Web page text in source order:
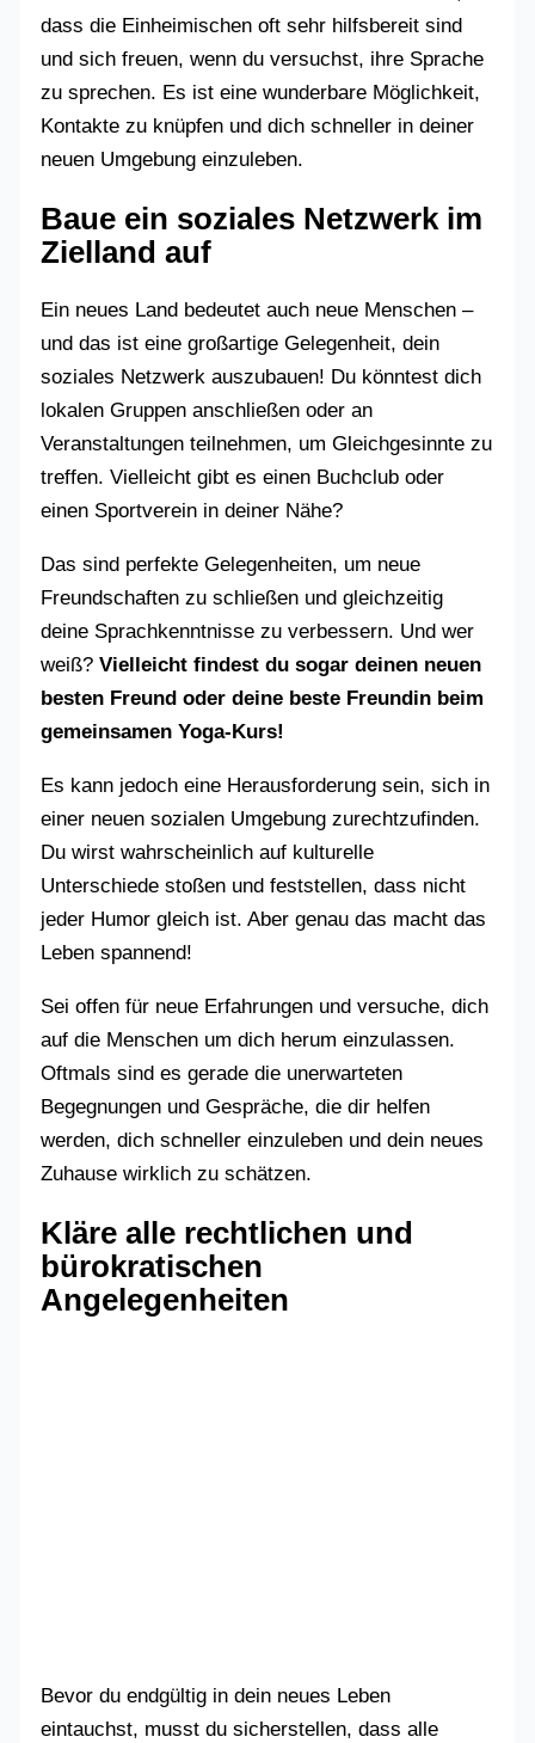
dass die Einheimischen oft sehr hilfsbereit sind
und sich freuen, wenn du versuchst, ihre Sprache
zu sprechen. Es ist eine wunderbare Möglichkeit,
Kontakte zu knüpfen und dich schneller in deiner
neuen Umgebung einzuleben.
Baue ein soziales Netzwerk im
Zielland auf
Ein neues Land bedeutet auch neue Menschen –
und das ist eine großartige Gelegenheit, dein
soziales Netzwerk auszubauen! Du könntest dich
lokalen Gruppen anschließen oder an
Veranstaltungen teilnehmen, um Gleichgesinnte zu
treffen. Vielleicht gibt es einen Buchclub oder
einen Sportverein in deiner Nähe?
Das sind perfekte Gelegenheiten, um neue
Freundschaften zu schließen und gleichzeitig
deine Sprachkenntnisse zu verbessern. Und wer
weiß? Vielleicht findest du sogar deinen neuen
besten Freund oder deine beste Freundin beim
gemeinsamen Yoga-Kurs!
Es kann jedoch eine Herausforderung sein, sich in
einer neuen sozialen Umgebung zurechtzufinden.
Du wirst wahrscheinlich auf kulturelle
Unterschiede stoßen und feststellen, dass nicht
jeder Humor gleich ist. Aber genau das macht das
Leben spannend!
Sei offen für neue Erfahrungen und versuche, dich
auf die Menschen um dich herum einzulassen.
Oftmals sind es gerade die unerwarteten
Begegnungen und Gespräche, die dir helfen
werden, dich schneller einzuleben und dein neues
Zuhause wirklich zu schätzen.
Kläre alle rechtlichen und
bürokratischen
Angelegenheiten
Bevor du endgültig in dein neues Leben
eintauchst, musst du sicherstellen, dass alle